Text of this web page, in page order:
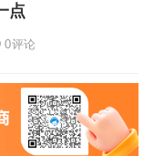
点
0评论